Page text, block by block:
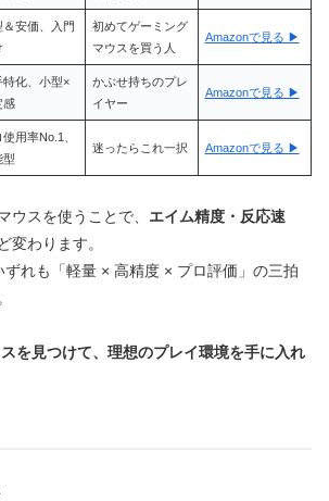
＆安価、入門
初めてゲーミング
マウスを買う人
Amazonで見る ▶
特化、小型×
感
かぶせ持ちのプレ
イヤー
Amazonで見る ▶
使用率No.1、
型
迷ったらこれ一択 Amazonで見る ▶
ウスを使うことで、 エイム精度・反応速
変わります。
れも「軽量 × 高精度 × プロ評価」の三拍
を見つけて、理想のプレイ環境を手に入れ